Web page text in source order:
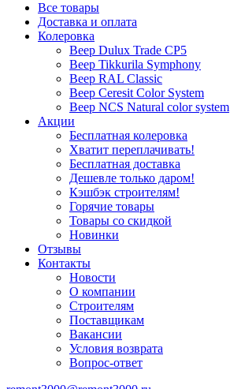
Все товары
Доставка и оплата
Колеровка
Веер Dulux Trade CP5
Веер Tikkurila Symphony
Веер RAL Classic
Веер Ceresit Color System
Веер NCS Natural color system
Акции
Бесплатная колеровка
Хватит переплачивать!
Бесплатная доставка
Дешевле только даром!
Кэшбэк строителям!
Горячие товары
Товары со скидкой
Новинки
Отзывы
Контакты
Новости
О компании
Строителям
Поставщикам
Вакансии
Условия возврата
Вопрос-ответ